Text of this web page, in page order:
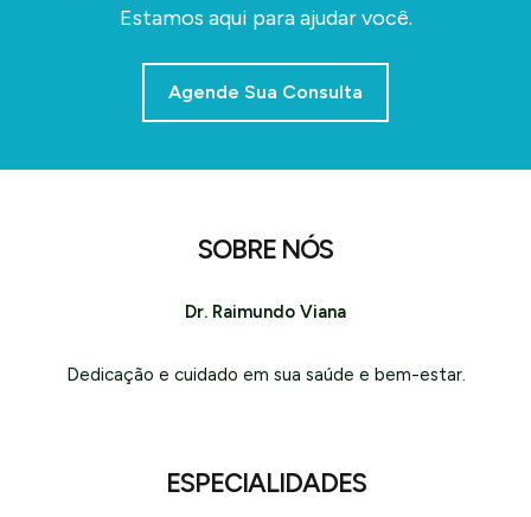
Estamos aqui para ajudar você.
Agende Sua Consulta
SOBRE NÓS
Dr. Raimundo Viana
Dedicação e cuidado em sua saúde e bem-estar.
ESPECIALIDADES